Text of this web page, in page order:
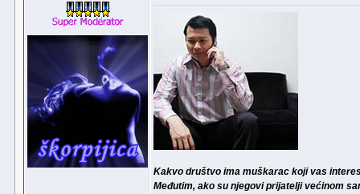
Kakvo društvo ima muškarac koji vas
Međutim, ako su njegovi prijatelji većinom